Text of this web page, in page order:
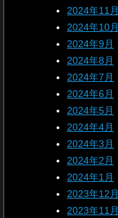
2024年11月
2024年10月
2024年9月
2024年8月
2024年7月
2024年6月
2024年5月
2024年4月
2024年3月
2024年2月
2024年1月
2023年12月
2023年11月